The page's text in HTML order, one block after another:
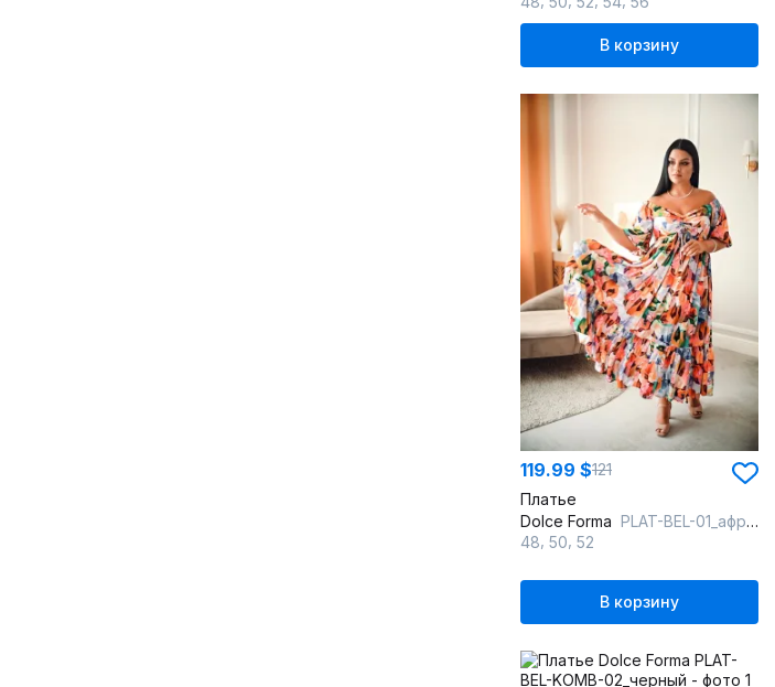
В корзину
119.99 $121
Платье
Dolce Forma PLAT-BEL-01_африка
48 50 52
В корзину